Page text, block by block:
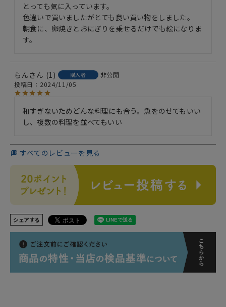
とっても気に入っています。
色違いで買いましたがとても良い買い物をしました。
朝食に、卵焼きとおにぎりを乗せるだけでも絵になりま
す。
らん 1 購入者
非公開
投稿日
2024/11/05
和すぎないためどんな料理にも合う。魚をのせてもいい
し、複数の料理を並べてもいい
すべてのレビューを見る
シェアする